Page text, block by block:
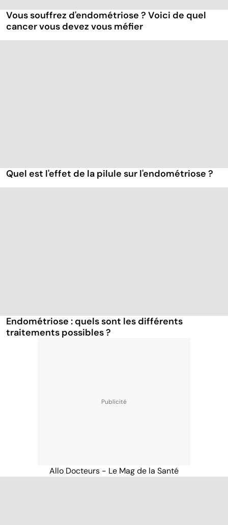
Vous souffrez d'endométriose ? Voici de quel
cancer vous devez vous méfier
Quel est l'effet de la pilule sur l'endométriose ?
Endométriose : quels sont les différents
traitements possibles ?
Allo Docteurs - Le Mag de la Santé